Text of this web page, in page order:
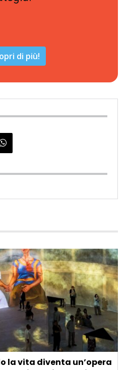
di più!
la vita diventa un’opera